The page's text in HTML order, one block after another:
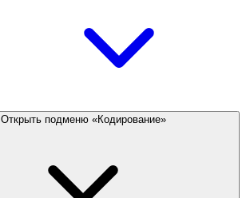
Открыть подменю «Кодирование»